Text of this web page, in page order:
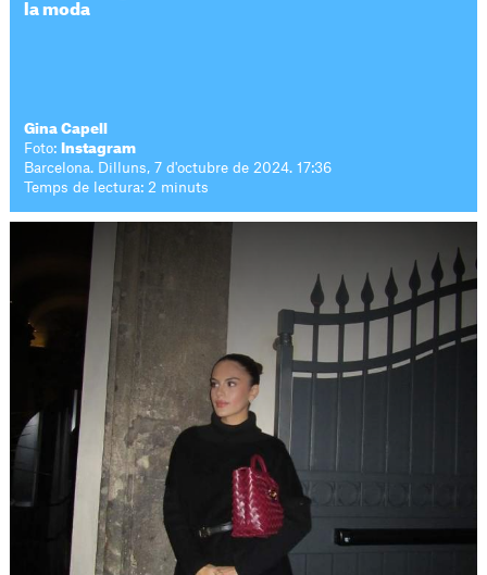
la moda
Gina Capell
Foto:
Instagram
Barcelona. Dilluns, 7 d'octubre de 2024. 17:36
Temps de lectura: 2 minuts